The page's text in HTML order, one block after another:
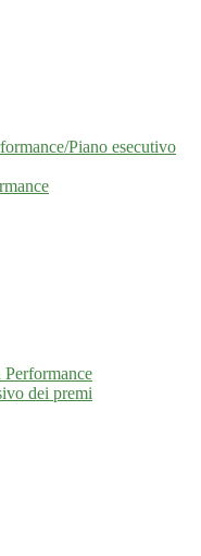
Piano esecutivo
dei premi